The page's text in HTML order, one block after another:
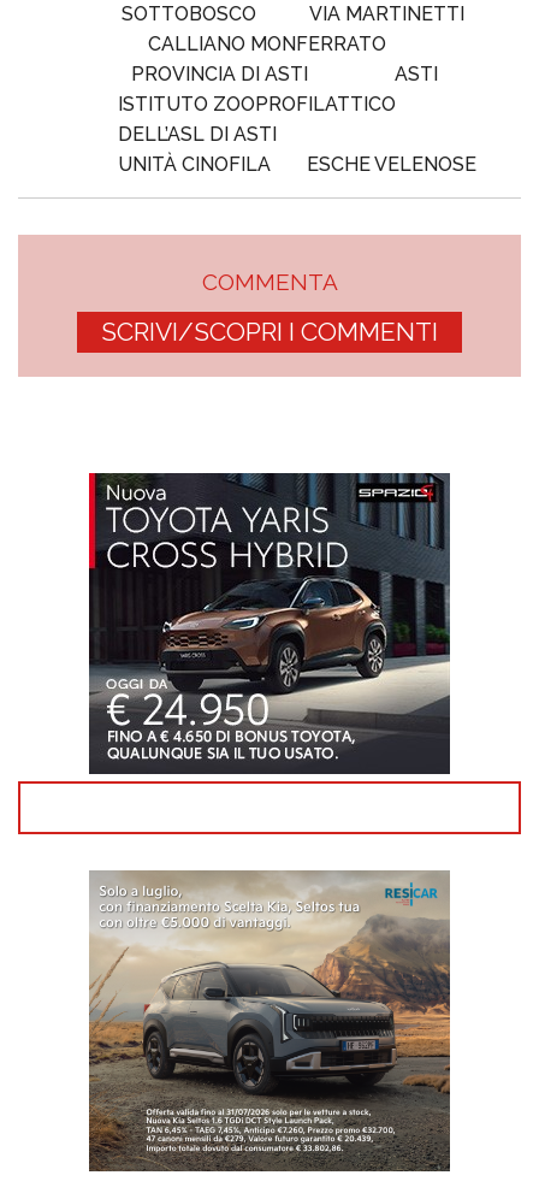
SOTTOBOSCO
VIA MARTINETTI
CALLIANO MONFERRATO
PROVINCIA DI ASTI
ASTI
ISTITUTO ZOOPROFILATTICO
DELL’ASL DI ASTI
UNITÀ CINOFILA
ESCHE VELENOSE
COMMENTA
SCRIVI/SCOPRI I COMMENTI